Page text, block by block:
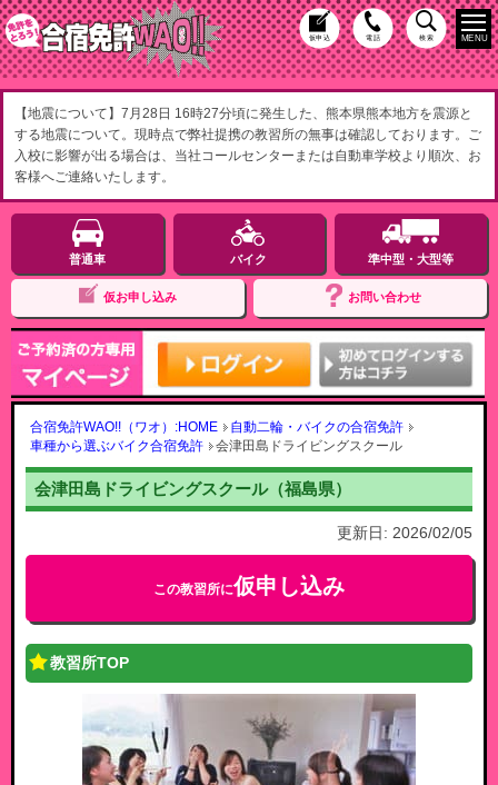
仮申込 電話 検索
【地震について】7月28日 16時27分頃に発生した、熊本県熊本地方を震源と
する地震について。現時点で弊社提携の教習所の無事は確認しております。ご
入校に影響が出る場合は、当社コールセンターまたは自動車学校より順次、お
客様へご連絡いたします。
普通車 バイク 準中型・大型等
仮お申し込み お問い合わせ
MENU
合宿免許WAO!!（ワオ）:HOME
自動二輪・バイクの合宿免許
車種から選ぶバイク合宿免許
会津田島ドライビングスクール
会津田島ドライビングスクール（福島県）
更新日: 2026/02/05
この教習所に仮申し込み
教習所TOP